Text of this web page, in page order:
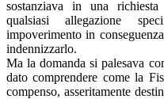
sostanziava in una
qualsiasi allegazione
impoverimento in
indennizzarlo.
Ma la domanda si palesava
dato comprendere come la
compenso, asseritamente